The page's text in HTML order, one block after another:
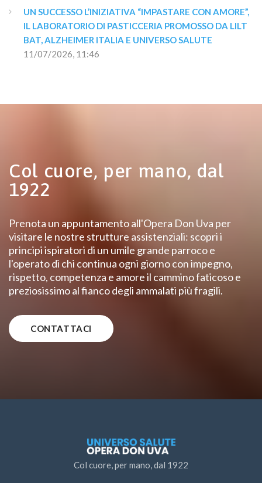
UN SUCCESSO L’INIZIATIVA “IMPASTARE CON AMORE”,
IL LABORATORIO DI PASTICCERIA PROMOSSO DA LILT
BAT, ALZHEIMER ITALIA E UNIVERSO SALUTE
11/07/2026, 11:46
Col cuore, per mano, dal
1922
Prenota un appuntamento all'Opera Don Uva per
visitare le nostre strutture assistenziali: scopri i
principi ispiratori di un umile grande parroco e
l'operato di chi continua ogni giorno con impegno,
rispetto, competenza e amore il cammino faticoso e
preziosissimo al fianco degli ammalati più fragili.
CONTATTACI
Col cuore, per mano, dal 1922